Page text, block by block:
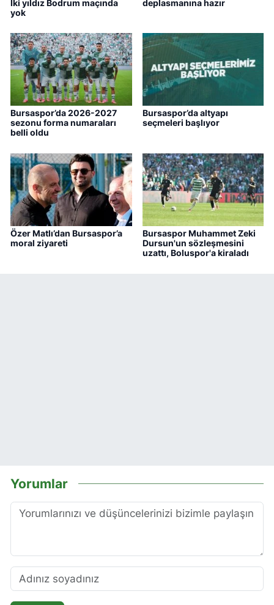
İki yıldız Bodrum maçında
yok
deplasmanına hazır
Bursaspor’da 2026-2027
sezonu forma numaraları
belli oldu
Bursaspor’da altyapı
seçmeleri başlıyor
Özer Matlı’dan Bursaspor’a
moral ziyareti
Bursaspor Muhammet Zeki
Dursun'un sözleşmesini
uzattı, Boluspor'a kiraladı
Yorumlar